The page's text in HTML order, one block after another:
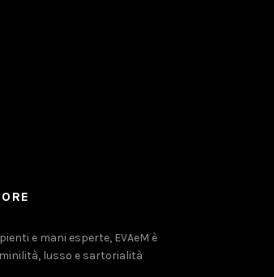
e mani esperte, EVAeM è
lusso e sartorialità